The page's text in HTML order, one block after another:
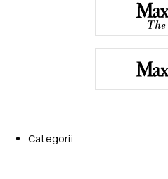
Categorii